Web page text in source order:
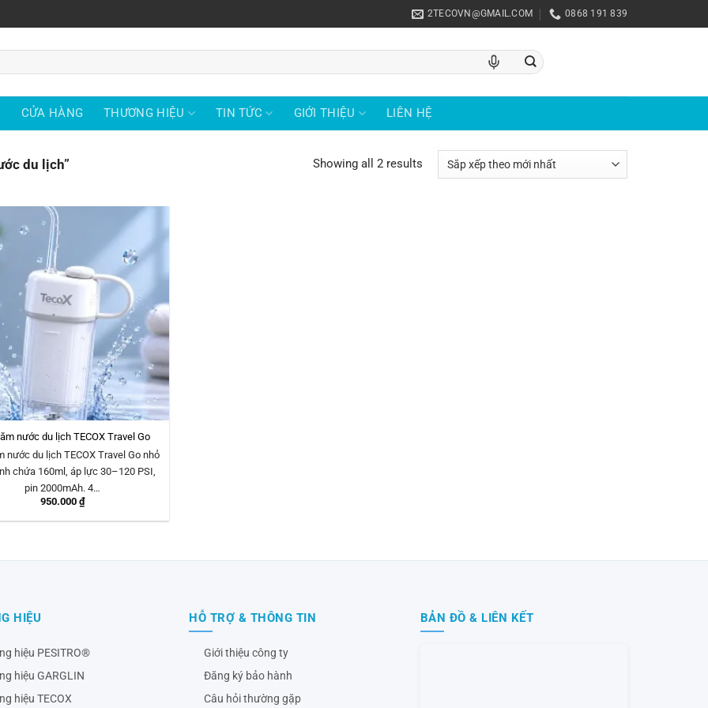
2TECOVN@GMAIL.COM 0868 191 839
CỬA HÀNG THƯƠNG HIỆU TIN TỨC GIỚI THIỆU LIÊN HỆ
du lịch” Showing all 2 results
nước du lịch TECOX Travel Go
nước du lịch TECOX Travel Go nhỏ
chứa 160ml, áp lực 30–120 PSI,
pin 2000mAh. 4…
950.000 ₫
HIỆU
hiệu PESITRO®
hiệu GARGLIN
hiệu TECOX
HỖ TRỢ & THÔNG TIN
Giới thiệu công ty
Đăng ký bảo hành
Câu hỏi thường gặp
BẢN ĐỒ & LIÊN KẾT